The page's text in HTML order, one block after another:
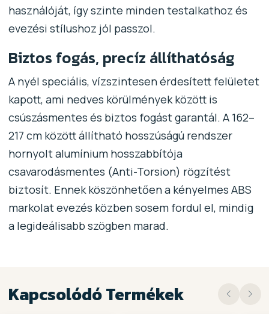
használóját, így szinte minden testalkathoz és
evezési stílushoz jól passzol.
Biztos fogás, precíz állíthatóság
A nyél speciális, vízszintesen érdesített felületet
kapott, ami nedves körülmények között is
csúszásmentes és biztos fogást garantál. A 162–
217 cm között állítható hosszúságú rendszer
hornyolt alumínium hosszabbítója
csavarodásmentes (Anti-Torsion) rögzítést
biztosít. Ennek köszönhetően a kényelmes ABS
markolat evezés közben sosem fordul el, mindig
a legideálisabb szögben marad.
Kapcsolódó Termékek